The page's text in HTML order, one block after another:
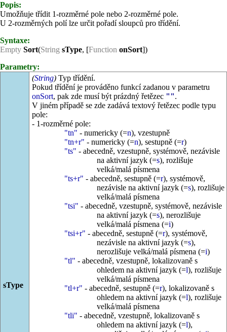
Popis:
Umožňuje třídit 1-rozměrné pole nebo 2-rozměrné pole.
U 2-rozměrných polí lze určit pořadí sloupců pro třídění.
Syntaxe:
Empty Sort(String sType, [Function onSort])
Parametry:
sType
(String)Typ třídění.
Pokud třídění je prováděno funkcí zadanou v parametru
onSort, pak zde musí být prázdný řetězec "".
V jiném případě se zde zadává textový řetězec podle typu
pole:
- 1-rozměrné pole:
"tn" - numericky (=n), vzestupně
"tn+r" - numericky (=n), sestupně (=r)
"ts" - abecedně, vzestupně, systémově, nezávisle
na aktivní jazyk (=s), rozlišuje
velká/malá písmena
"ts+r" - abecedně, sestupně (=r), systémově,
nezávisle na aktivní jazyk (=s), rozlišuje
velká/malá písmena
"tsi" - abecedně, vzestupně, systémově, nezávisle
na aktivní jazyk (=s), nerozlišuje
velká/malá písmena (=i)
"tsi+r" - abecedně, sestupně (=r), systémově,
nezávisle na aktivní jazyk (=s),
nerozlišuje velká/malá písmena (=i)
"tl" - abecedně, vzestupně, lokalizovaně s
ohledem na aktivní jazyk (=l), rozlišuje
velká/malá písmena
"tl+r" - abecedně, sestupně (=r), lokalizovaně s
ohledem na aktivní jazyk (=l), rozlišuje
velká/malá písmena
"tli" - abecedně, vzestupně, lokalizovaně s
ohledem na aktivní jazyk (=l),